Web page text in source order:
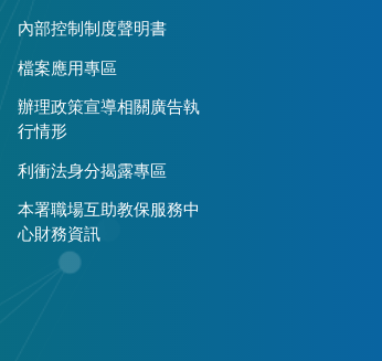
內部控制制度聲明書
檔案應用專區
辦理政策宣導相關廣告執
行情形
利衝法身分揭露專區
本署職場互助教保服務中
心財務資訊